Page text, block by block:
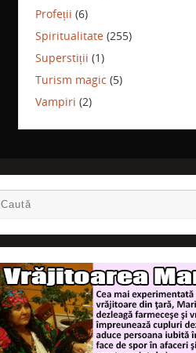
Profeții (6)
Spiritualitate (255)
Superstiții (1)
Turism magic (5)
Vampiri (2)